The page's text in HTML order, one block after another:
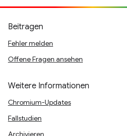
Beitragen
Fehler melden
Offene Fragen ansehen
Weitere Informationen
Chromium-Updates
Fallstudien
Archivieren